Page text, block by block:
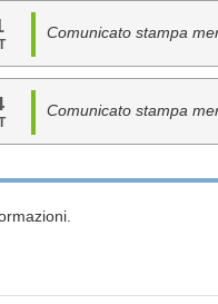
Comunicato stampa
Comunicato stampa